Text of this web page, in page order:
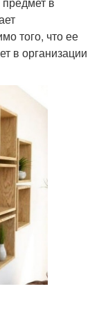
того, что ее
в организации